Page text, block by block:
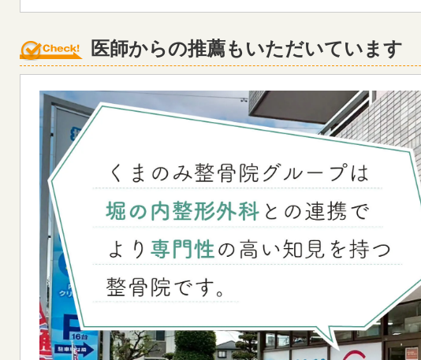
医師からの推薦もいただいています